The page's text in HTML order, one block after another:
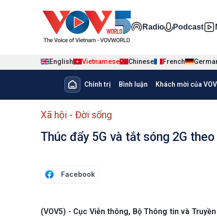
Đa phương
Radio Podcast
English Vietnamese Chinese French
Main navigation
Chính trị Bình luận Khách mời của VOV
menu phụ tiếng Việt
Xã hội - Đời sống
Thúc đẩy 5G và tắt sóng 2G
Facebook
(VOV5) - Cục Viễn thông, Bộ Thông tin và